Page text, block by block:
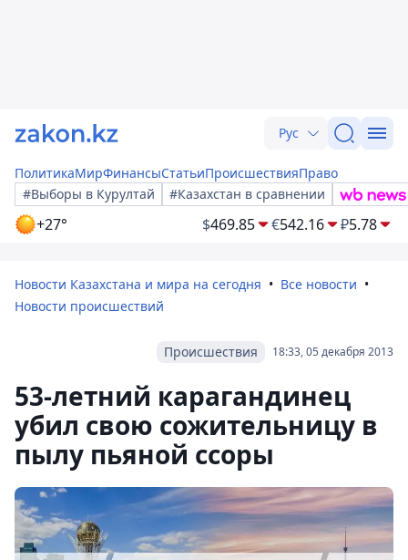
Рус
ПолитикаМирФинансыСтатьиПроисшествияПраво
#Выборы в Курултай
#Казахстан в сравнении
+27° $469.85 €542.16 ₽5.78
Новости Казахстана и мира на сегодня
Все новости
Новости происшествий
18:33, 05 декабря 2013
Происшествия
53-летний карагандинец
убил свою сожительницу в
пылу пьяной ссоры